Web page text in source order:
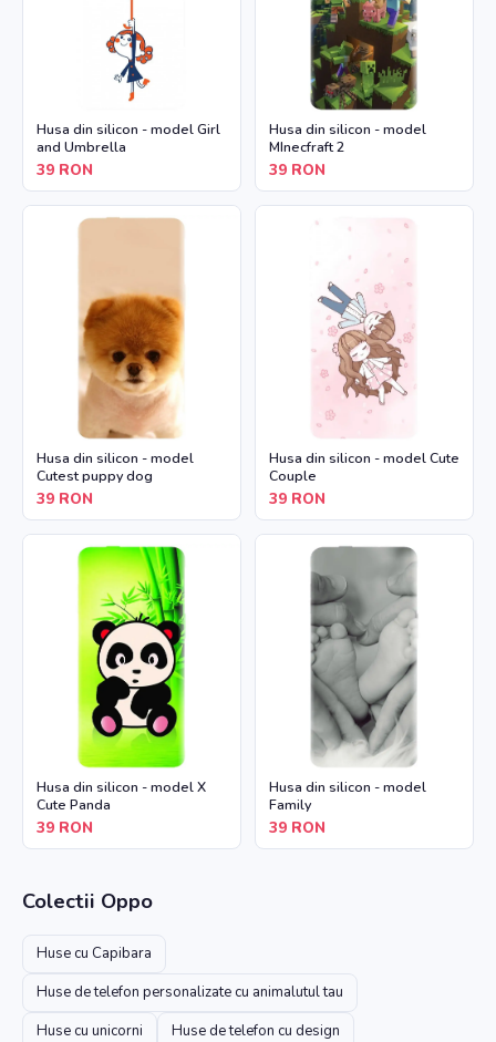
Husa din silicon - model Girl
and Umbrella
39 RON
Husa din silicon - model
MInecfraft 2
39 RON
Husa din silicon - model
Cutest puppy dog
39 RON
Husa din silicon - model Cute
Couple
39 RON
Husa din silicon - model X
Cute Panda
39 RON
Husa din silicon - model
Family
39 RON
Colectii Oppo
Huse cu Capibara
Huse de telefon personalizate cu animalutul tau
Huse cu unicorni
Huse de telefon cu design